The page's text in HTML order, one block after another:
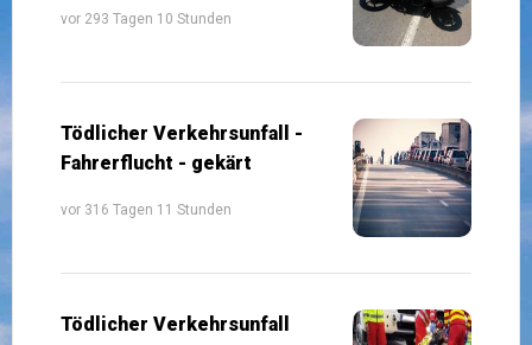
vor 293 Tagen 10 Stunden
Tödlicher Verkehrsunfall -
Fahrerflucht - gekärt
vor 316 Tagen 11 Stunden
Tödlicher Verkehrsunfall